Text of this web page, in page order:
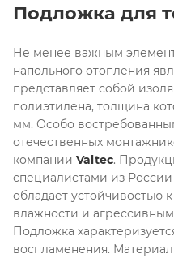
Подложка для
Не менее важным
напольного отопления
представляет собой
полиэтилена, толщина
мм. Особо
отечественных
компании Valtec.
специалистами из
обладает
влажности и
Подложка
воспламенения.